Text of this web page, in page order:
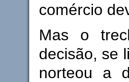
comércio
Mas o
decisão, se
norteou a